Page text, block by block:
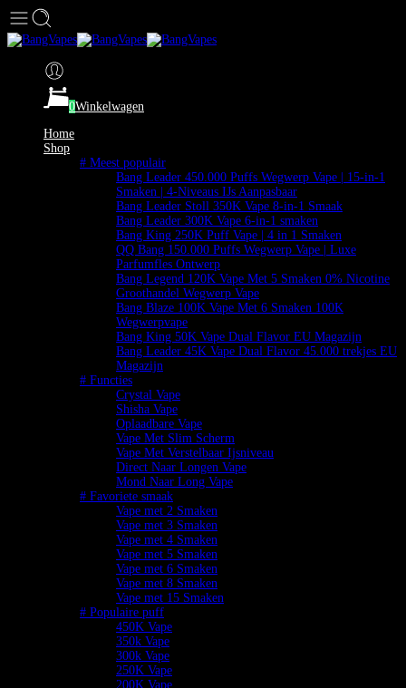
0Winkelwagen
Home
Shop
# Meest populair
Bang Leader 450.000 Puffs Wegwerp Vape | 15-in-1
Smaken | 4-Niveaus IJs Aanpasbaar
Bang Leader Stoll 350K Vape 8-in-1 Smaak
Bang Leader 300K Vape 6-in-1 smaken
Bang King 250K Puff Vape | 4 in 1 Smaken
QQ Bang 150.000 Puffs Wegwerp Vape | Luxe
Parfumfles Ontwerp
Bang Legend 120K Vape Met 5 Smaken 0% Nicotine
Groothandel Wegwerp Vape
Bang Blaze 100K Vape Met 6 Smaken 100K
Wegwerpvape
Bang King 50K Vape Dual Flavor EU Magazijn
Bang Leader 45K Vape Dual Flavor 45.000 trekjes EU
Magazijn
# Functies
Crystal Vape
Shisha Vape
Oplaadbare Vape
Vape Met Slim Scherm
Vape Met Verstelbaar Ijsniveau
Direct Naar Longen Vape
Mond Naar Long Vape
# Favoriete smaak
Vape met 2 Smaken
Vape met 3 Smaken
Vape met 4 Smaken
Vape met 5 Smaken
Vape met 6 Smaken
Vape met 8 Smaken
Vape met 15 Smaken
# Populaire puff
450K Vape
350k Vape
300k Vape
250K Vape
200K Vape